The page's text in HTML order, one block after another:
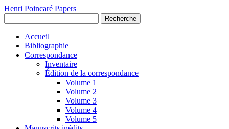
Henri Poincaré Papers
Recherche
Accueil
Bibliographie
Correspondance
Inventaire
Édition de la correspondance
Volume 1
Volume 2
Volume 3
Volume 4
Volume 5